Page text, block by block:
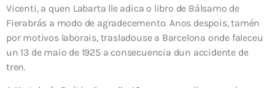
Vicenti, a quen Labarta lle adica o libro de Bálsamo de
Fierabrás a modo de agradecemento. Anos despois, tamén
por motivos laborais, trasladouse a Barcelona onde faleceu
un 13 de maio de 1925 a consecuencia dun accidente de
tren.